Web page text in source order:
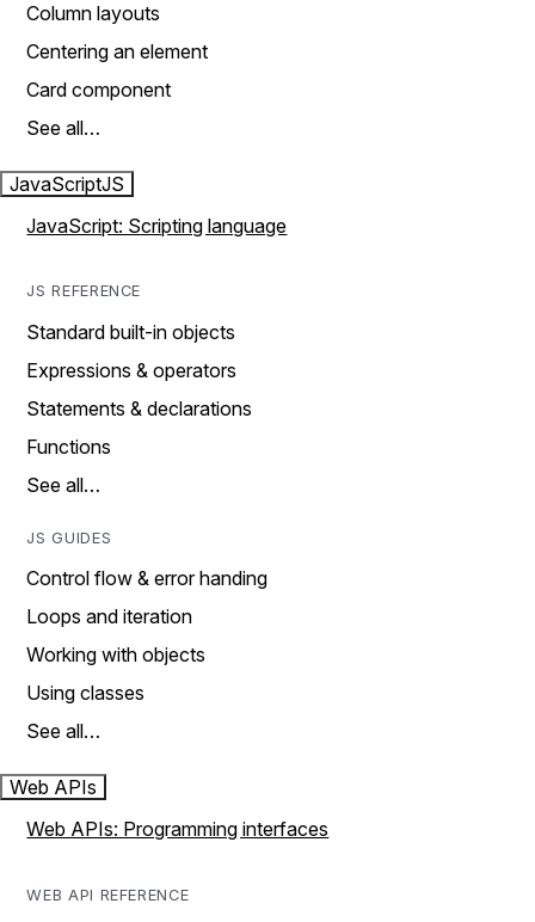
Column layouts
Centering an element
Card component
See all…
JavaScriptJS
JavaScript: Scripting language
JS REFERENCE
Standard built-in objects
Expressions & operators
Statements & declarations
Functions
See all…
JS GUIDES
Control flow & error handing
Loops and iteration
Working with objects
Using classes
See all…
Web APIs
Web APIs: Programming interfaces
WEB API REFERENCE